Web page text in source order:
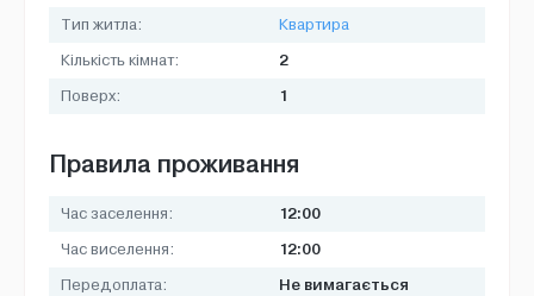
Тип житла:
Квартира
Кількість кімнат:
2
Поверх: 1
Правила проживання
Час заселення: 12:00
Час виселення: 12:00
Передоплата: Не вимагається